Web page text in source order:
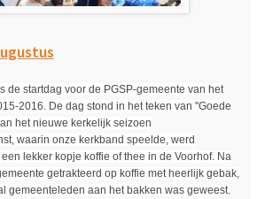
de startdag voor de PGSP-gemeente van het
2016. De dag stond in het teken van "Goede
het nieuwe kerkelijk seizoen
waarin onze kerkband speelde, werd
lekker kopje koffie of thee in de Voorhof. Na
getrakteerd op koffie met heerlijk gebak,
gemeenteleden aan het bakken was geweest.